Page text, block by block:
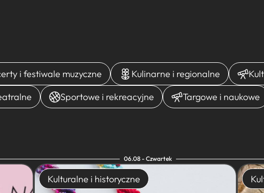
i festiwale muzyczne Kulinarne i regionalne
Sportowe i rekreacyjne Targowe i naukowe
06.08 - Czwartek
Kulturalne i historyczne